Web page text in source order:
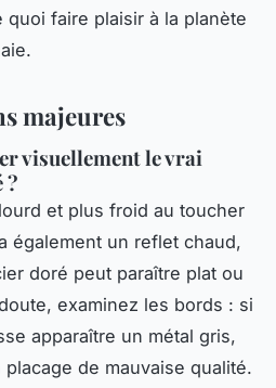
faire plaisir à la planète
majeures
visuellement le vrai
?
et plus froid au toucher
également un reflet chaud,
doré peut paraître plat ou
examinez les bords : si
apparaître un métal gris,
placage de mauvaise qualité.